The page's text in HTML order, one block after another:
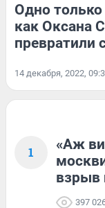
Одно только
как Оксана
превратили
14 декабря, 2022,
1
«Аж
взрыв
397